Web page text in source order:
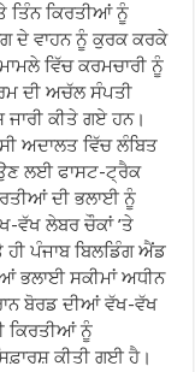
ਤਿੰਨ ਕਿਰਤੀਆਂ ਨੂੰ
ਦੇ ਵਾਹਨ ਨੂੰ ਕੁਰਕ ਕਰਕੇ
ਵਿੱਚ ਕਰਮਚਾਰੀ ਨੂੰ
ਦੀ ਅਚੱਲ ਸੰਪਤੀ
ਕੀਤੇ ਗਏ ਹਨ।
ਅਦਾਲਤ ਵਿੱਚ ਲੰਬਿਤ
ਲਈ ਫਾਸਟ-ਟ੍ਰੈਕ
ਦੀ ਭਲਾਈ ਨੂੰ
ਵੱਖ ਲੇਬਰ ਚੌਕਾਂ ’ਤੇ
ਪੰਜਾਬ ਬਿਲਡਿੰਗ ਐਂਡ
ਭਲਾਈ ਸਕੀਮਾਂ ਅਧੀਨ
ਬੋਰਡ ਦੀਆਂ ਵੱਖ-ਵੱਖ
ਕਿਰਤੀਆਂ ਨੂੰ
ਕੀਤੀ ਗਈ ਹੈ।